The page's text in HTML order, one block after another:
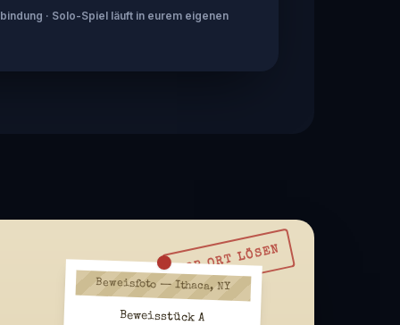
· Solo-Spiel läuft in eurem eigenen
VOR ORT LÖSEN
Beweisfoto — Ithaca, NY
Beweisstück A